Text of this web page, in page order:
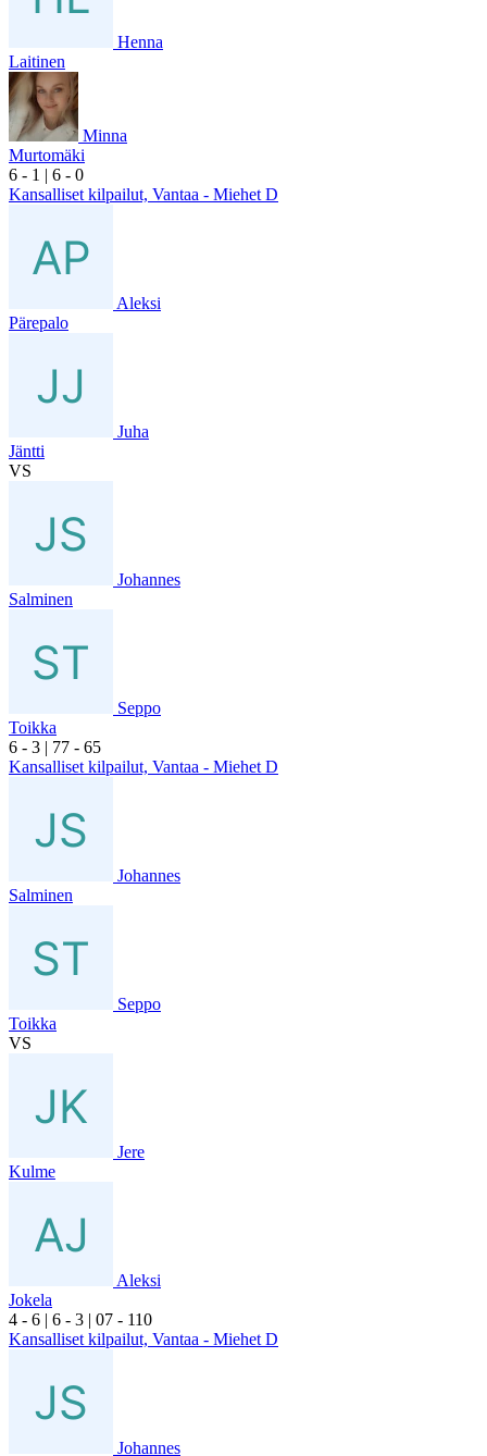
Henna
Laitinen
Minna
Murtomäki
6 - 1 | 6 - 0
Kansalliset kilpailut, Vantaa - Miehet D
Aleksi
Pärepalo
Juha
Jäntti
VS
Johannes
Salminen
Seppo
Toikka
6 - 3 | 77 - 65
Kansalliset kilpailut, Vantaa - Miehet D
Johannes
Salminen
Seppo
Toikka
VS
Jere
Kulme
Aleksi
Jokela
4 - 6 | 6 - 3 | 07 - 110
Kansalliset kilpailut, Vantaa - Miehet D
Johannes